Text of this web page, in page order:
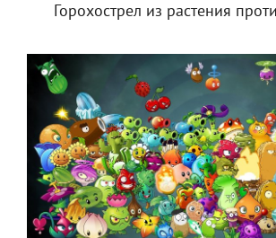
Горохострел из растения